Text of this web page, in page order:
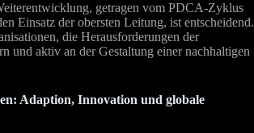
getragen vom PDCA-Zyklus
Einsatz der obersten Leitung, ist entscheidend.
die Herausforderungen der
und aktiv an der Gestaltung einer nachhaltigen
Adaption, Innovation und globale